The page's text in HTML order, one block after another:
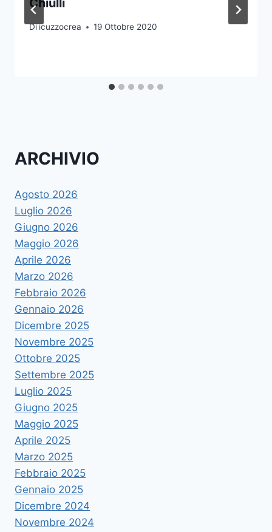
Chiulli
Diicuzzocrea 19 Ottobre 2020
ARCHIVIO
Agosto 2026
Luglio 2026
Giugno 2026
Maggio 2026
Aprile 2026
Marzo 2026
Febbraio 2026
Gennaio 2026
Dicembre 2025
Novembre 2025
Ottobre 2025
Settembre 2025
Luglio 2025
Giugno 2025
Maggio 2025
Aprile 2025
Marzo 2025
Febbraio 2025
Gennaio 2025
Dicembre 2024
Novembre 2024